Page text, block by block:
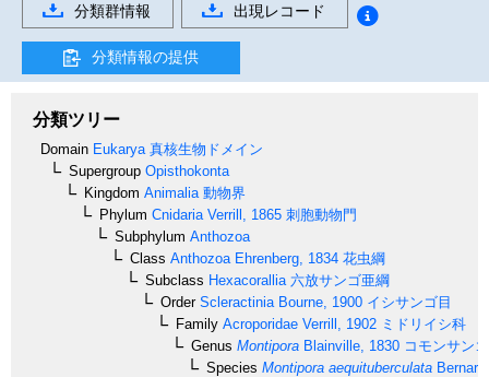
分類群情報
出現レコード
分類情報の提供
分類ツリー
Domain Eukarya 真核生物ドメイン
Supergroup Opisthokonta
Kingdom Animalia 動物界
Phylum Cnidaria Verrill, 1865 刺胞動物門
Subphylum Anthozoa
Class Anthozoa Ehrenberg, 1834 花虫綱
Subclass Hexacorallia 六放サンゴ亜綱
OrderScleractinia Bourne, 1900 イシサンゴ目
Family Acroporidae Verrill, 1902 ミドリイシ科
Genus Montipora Blainville, 1830 コモンサン
Species Montipora aequituberculata